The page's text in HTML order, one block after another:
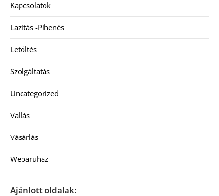
Kapcsolatok
Lazítás -Pihenés
Letöltés
Szolgáltatás
Uncategorized
Vallás
Vásárlás
Webáruház
Ajánlott oldalak: